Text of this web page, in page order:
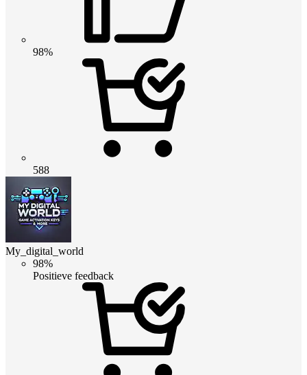
98%
588
My_digital_world
98%
Positieve feedback